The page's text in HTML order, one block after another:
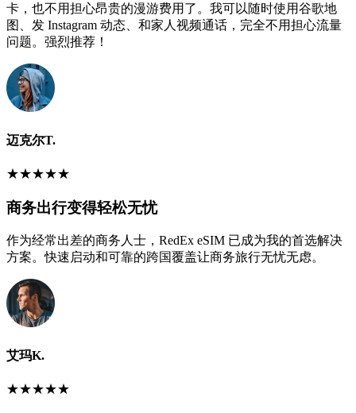
卡，也不用担心昂贵的漫游费用了。我可以随时使用谷歌地
图、发 Instagram 动态、和家人视频通话，完全不用担心流量
问题。强烈推荐！
迈克尔T.
★★★★★
商务出行变得轻松无忧
作为经常出差的商务人士，RedEx eSIM 已成为我的首选解决
方案。快速启动和可靠的跨国覆盖让商务旅行无忧无虑。
艾玛K.
★★★★★